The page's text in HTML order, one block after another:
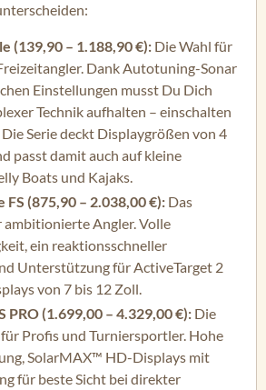
(139,90 – 1.188,90 €): Die Wahl für
Dank Autotuning-Sonar
Einstellungen musst Du Dich
Technik aufhalten – einschalten
Serie deckt Displaygrößen von 4
passt damit auch auf kleine
Boats und Kajaks.
FS (875,90 – 2.038,00 €): Das
Angler. Volle
ein reaktionsschneller
Unterstützung für ActiveTarget 2
von 7 bis 12 Zoll.
PRO (1.699,00 – 4.329,00 €): Die
Profis und Turniersportler. Hohe
SolarMAX™ HD-Displays mit
für beste Sicht bei direkter